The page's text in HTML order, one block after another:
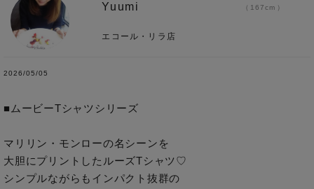
Yuumi
エコール・リラ店
167cm
2026/05/05
■ムービーTシャツシリーズ
マリリン・モンローの名シーンを
大胆にプリントしたルーズTシャツ♡
シンプルながらもインパクト抜群の